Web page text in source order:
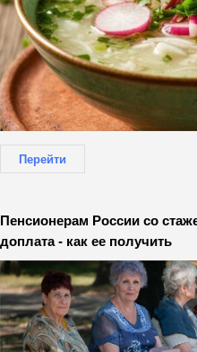
Перейти
Пенсионерам России со
доплата - как ее получить